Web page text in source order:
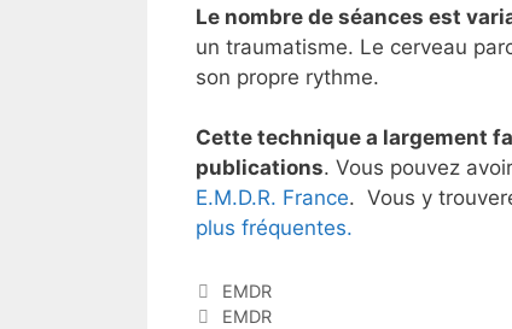
Le nombre de séances est
un traumatisme. Le cerveau
son propre rythme.
Cette technique a largement
publications. Vous pouvez
E.M.D.R. France. Vous y
plus fréquentes.
Catégories
EMDR
Étiquettes
EMDR